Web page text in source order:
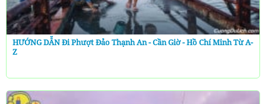
HƯỚNG DẪN Đi Phượt Đảo Thạnh An - Cần Giờ - Hồ Chí Minh Từ A-
Z